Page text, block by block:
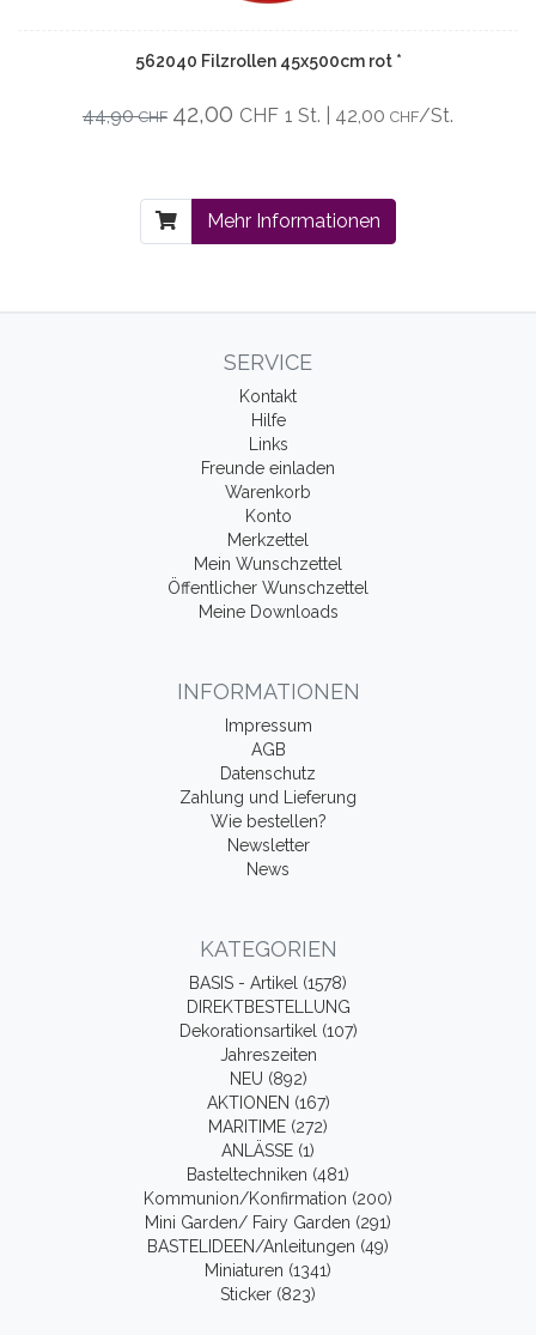
562040 Filzrollen 45x500cm rot *
44,90CHF 42,00 CHF 1 St. | 42,00 CHF/St.
Mehr Informationen
SERVICE
Kontakt
Hilfe
Links
Freunde einladen
Warenkorb
Konto
Merkzettel
Mein Wunschzettel
Öffentlicher Wunschzettel
Meine Downloads
INFORMATIONEN
Impressum
AGB
Datenschutz
Zahlung und Lieferung
Wie bestellen?
Newsletter
News
KATEGORIEN
BASIS - Artikel (1578)
DIREKTBESTELLUNG
Dekorationsartikel (107)
Jahreszeiten
NEU (892)
AKTIONEN (167)
MARITIME (272)
ANLÄSSE (1)
Basteltechniken (481)
Kommunion/Konfirmation (200)
Mini Garden/ Fairy Garden (291)
BASTELIDEEN/Anleitungen (49)
Miniaturen (1341)
Sticker (823)